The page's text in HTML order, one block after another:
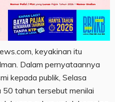
keyakinan itu
Dalam pernyataannya
kepada publik, Selasa
tahun tersebut menilai